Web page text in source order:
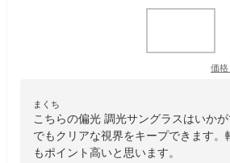
価格
まくち
こちらの偏光 調光サングラスはいか
でもクリアな視界をキープできます。
もポイント高いと思います。